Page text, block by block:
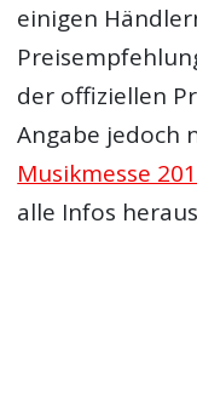
einigen
der offiziellen
Angabe jedoch
Musikmesse
alle Infos